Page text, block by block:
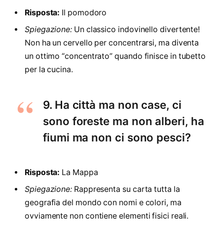
Risposta: Il pomodoro
Spiegazione: Un classico indovinello divertente!
Non ha un cervello per concentrarsi, ma diventa
un ottimo “concentrato” quando finisce in tubetto
per la cucina.
9. Ha città ma non case, ci
sono foreste ma non alberi, ha
fiumi ma non ci sono pesci?
Risposta: La Mappa
Spiegazione: Rappresenta su carta tutta la
geografia del mondo con nomi e colori, ma
ovviamente non contiene elementi fisici reali.